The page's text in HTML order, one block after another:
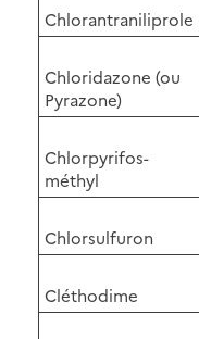
Chlorantraniliprole
Chloridazone (ou
Pyrazone)
Chlorpyrifos-
méthyl
Chlorsulfuron
Cléthodime